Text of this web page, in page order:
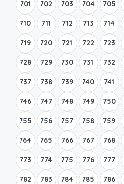
701 702 703 704 705
710 711 712 713 714
719 720 721 722 723
728 729 730 731 732
737 738 739 740 741
746 747 748 749 750
755 756 757 758 759
764 765 766 767 768
773 774 775 776 777
782 783 784 785 786